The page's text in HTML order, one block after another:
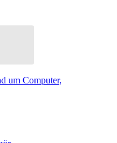
um Computer,